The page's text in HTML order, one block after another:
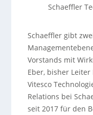
Schaeffler
Schaeffler gibt
Vorstands mit
Eber, bisher Leiter
Vitesco
Relations bei
seit 2017 für den